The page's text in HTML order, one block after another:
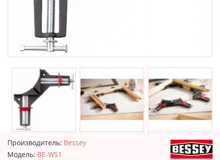
Производитель: Bessey
Модель: BE-WS1